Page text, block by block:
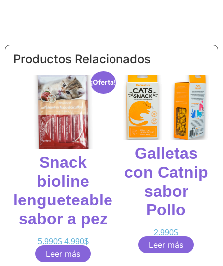
Productos Relacionados
¡Oferta!
Snack
bioline
lengueteable
sabor a pez
5.990$ 4.990$
Leer más
Galletas
con Catnip
sabor
Pollo
2.990$
Leer más